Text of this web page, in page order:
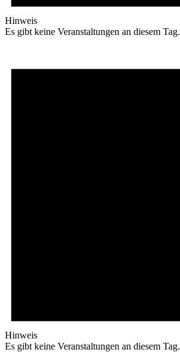
Hinweis
Es gibt keine Veranstaltungen an diesem Tag.
Hinweis
Es gibt keine Veranstaltungen an diesem Tag.